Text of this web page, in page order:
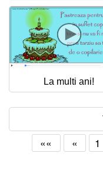
La multi ani!
«« « 1